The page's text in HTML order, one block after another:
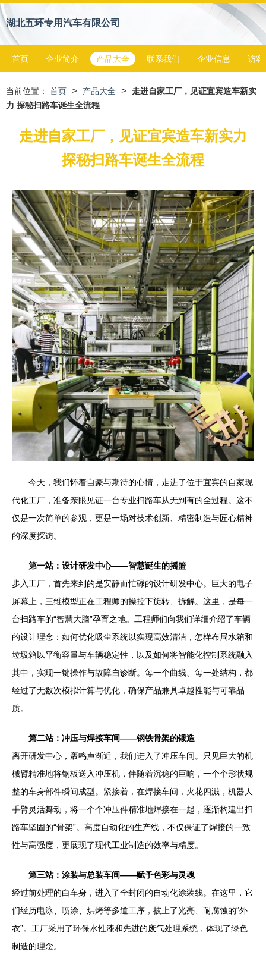
湖北五环专用汽车有限公司
首页 企业简介 产品大全 联系我们 企业信息 访客
当前位置： 首页 > 产品大全 >
走进自家工厂，见证宜宾造车新实
力 探秘扫路车诞生全流程
走进自家工厂，见证宜宾造车新实力
探秘扫路车诞生全流程
今天，我们怀着自豪与期待的心情，走进了位于宜宾的自家现
代化工厂，准备亲眼见证一台专业扫路车从无到有的全过程。这不
仅是一次简单的参观，更是一场对技术创新、精密制造与匠心精神
的深度探访。
第一站：设计研发中心——智慧诞生的摇篮
步入工厂，首先来到的是安静而忙碌的设计研发中心。巨大的电子
屏幕上，三维模型正在工程师的操控下旋转、拆解。这里，是每一
台扫路车的“智慧大脑”孕育之地。工程师们向我们详细介绍了车辆
的设计理念：如何优化吸尘系统以实现高效清洁，怎样布局水箱和
垃圾箱以平衡容量与车辆稳定性，以及如何将智能化控制系统融入
其中，实现一键操作与故障自诊断。每一个曲线、每一处结构，都
经过了无数次模拟计算与优化，确保产品兼具卓越性能与可靠品
质。
第二站：冲压与焊接车间——钢铁骨架的锻造
离开研发中心，轰鸣声渐近，我们进入了冲压车间。只见巨大的机
械臂精准地将钢板送入冲压机，伴随着沉稳的巨响，一个个形状规
整的车身部件瞬间成型。紧接着，在焊接车间，火花四溅，机器人
手臂灵活舞动，将一个个冲压件精准地焊接在一起，逐渐构建出扫
路车坚固的“骨架”。高度自动化的生产线，不仅保证了焊接的一致
性与高强度，更展现了现代工业制造的效率与精度。
第三站：涂装与总装车间——赋予色彩与灵魂
经过前处理的白车身，进入了全封闭的自动化涂装线。在这里，它
们经历电泳、喷涂、烘烤等多道工序，披上了光亮、耐腐蚀的“外
衣”。工厂采用了环保水性漆和先进的废气处理系统，体现了绿色
制造的理念。